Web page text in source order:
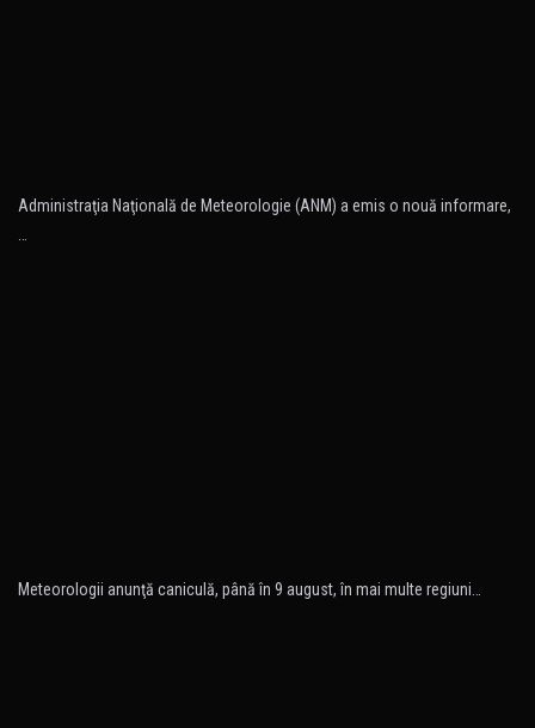
Administraţia Naţională de Meteorologie (ANM) a emis o nouă informare,
…
Meteorologii anunţă caniculă, până în 9 august, în mai multe regiuni…